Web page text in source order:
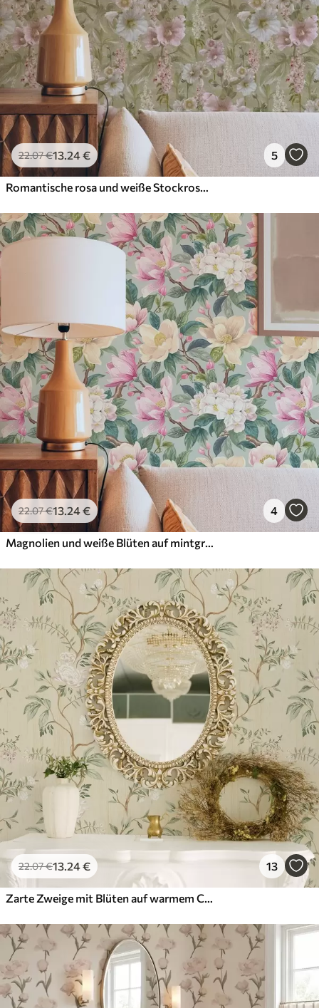
22.07€13.24€ 5
Romantische rosa und weiße Stockrosen auf gedämpftem Grün
22.07€13.24€ 4
Magnolien und weiße Blüten auf mintgrauem Hintergrund
22.07€13.24€ 13
Zarte Zweige mit Blüten auf warmem Cremehintergrund